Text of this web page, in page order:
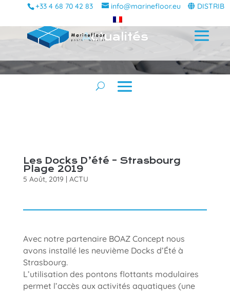
+33 4 68 70 42 83 info@marinefloor.eu DISTRIB
Actualités
Les Docks D’été – Strasbourg
Plage 2019
5 Août, 2019 | ACTU
Avec notre partenaire BOAZ Concept nous
avons installé les neuvième Docks d’Été à
Strasbourg.
L’utilisation des pontons flottants modulaires
permet l’accès aux activités aquatiques (une